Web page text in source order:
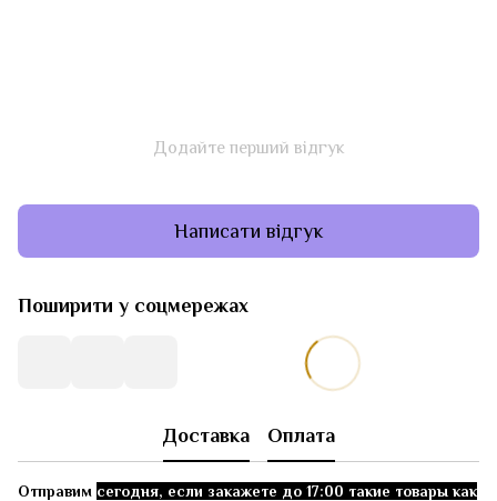
Додайте перший відгук
Написати відгук
Поширити у соцмережах
Доставка Оплата
Отправим сегодня, если закажете до 17:00 такие товары как